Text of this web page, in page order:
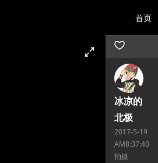
首页
冰凉的
北极
2017-5-19
AM8:37:40
拍摄